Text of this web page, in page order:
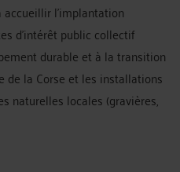
l’implantation
d’intérêt public collectif
durable et à la transition
de la Corse et les installations
naturelles locales (gravières,